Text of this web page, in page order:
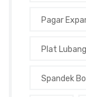
Pagar
Plat Lubang
Spandek